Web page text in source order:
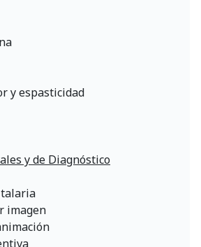
y espasticidad
y de Diagnóstico
imagen